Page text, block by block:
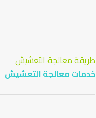
طريقة معالجة التعشيش
خدمات معالجة التعشيش